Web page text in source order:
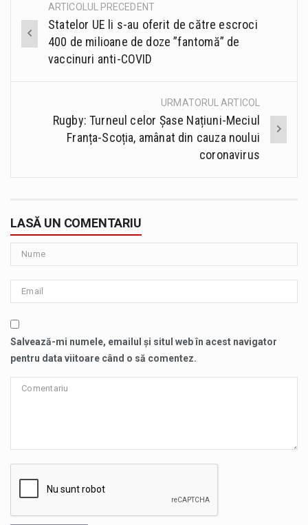
Post
navigation
ARTICOLUL PRECEDENT
Statelor UE li s-au oferit de către escroci
400 de milioane de doze ”fantomă” de
vaccinuri anti-COVID
URMATORUL ARTICOL
Rugby: Turneul celor Șase Națiuni-Meciul
Franța-Scoția, amânat din cauza noului
coronavirus
LASĂ UN COMENTARIU
Salvează-mi numele, emailul și situl web în acest navigator
pentru data viitoare când o să comentez.